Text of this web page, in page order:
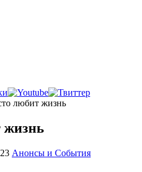
любит жизнь
жизнь
Анонсы и События